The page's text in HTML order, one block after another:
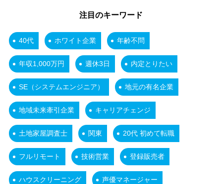
注目のキーワード
40代 ホワイト企業 年齢不問
年収1,000万円 週休3日 内定とりたい
SE（システムエンジニア） 地元の有名企業
地域未来牽引企業 キャリアチェンジ
土地家屋調査士 関東 20代 初めて転職
フルリモート 技術営業 登録販売者
ハウスクリーニング 声優マネージャー